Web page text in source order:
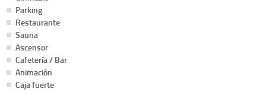
Parking
Restaurante
Sauna
Ascensor
Cafetería / Bar
Animación
Caja fuerte